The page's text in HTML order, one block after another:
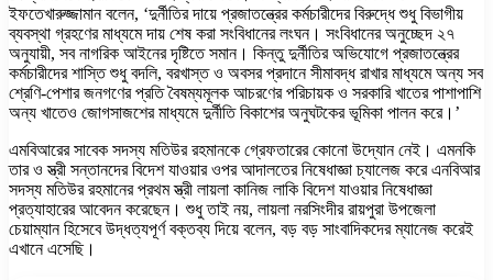
ইফতেখারুজ্জামান বলেন, ‘দুর্নীতির দায়ে প্রজাতন্ত্রের কর্মচারীদের বিরুদ্ধে শুধু বিভাগীয়
ব্যবস্থা গ্রহণের মাধ্যমে দায় শেষ করা সংবিধানের লংঘন। সংবিধানের অনুচ্ছেদ ২৭
অনুযায়ী, সব নাগরিক আইনের দৃষ্টিতে সমান। কিন্তু দুর্নীতির অভিযোগে প্রজাতন্ত্রের
কর্মচারীদের শাস্তি শুধু বদলি, বরখাস্ত ও অবসর প্রদানে সীমাবদ্ধ রাখার মাধ্যমে অন্য সব
শ্রেণি-পেশার জনগণের প্রতি বৈষম্যমূলক আচরণের পরিচায়ক ও সরকারি খাতের পাশাপাশি
অন্য খাতেও জোগসাজশের মাধ্যমে দুর্নীতি বিকাশের অনুঘটকের ভূমিকা পালন করে।’
এমবিআরের সাবেক সদস্য মতিউর রহমানকে গ্রেফতারের কোনো উদ্যোন নেই। এমনকি
তার ও স্ত্রী সন্তানদের বিদেশ যাওয়ার ওপর আদালতের নিষেধাজ্ঞা চ্যালেজ করে এনবিআর
সদস্য মতিউর রহমানের প্রথম স্ত্রী লায়লা কানিজ লাকি বিদেশ যাওয়ার নিষেধাজ্ঞা
প্রত্যাহারের আবেদন করেছেন। শুধু তাই নয়, লায়লা নরসিংদীর রায়পুরা উপজেলা
চেয়াম্যান হিসেবে উদ্ধত্যপূর্ণ বক্তব্য দিয়ে বলেন, বড় বড় সাংবাদিকদের ম্যানেজ করেই
এখানে এসেছি।